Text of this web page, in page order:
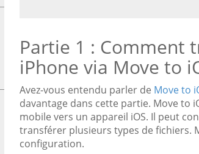
Partie 1 : Comment
iPhone via Move to
Avez-vous entendu parler de Move to
davantage dans cette partie. Move to
mobile vers un appareil iOS. Il peut
transférer plusieurs types de fichiers.
configuration.